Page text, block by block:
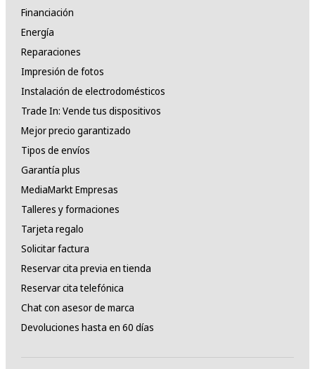
Financiación
Energía
Reparaciones
Impresión de fotos
Instalación de electrodomésticos
Trade In: Vende tus dispositivos
Mejor precio garantizado
Tipos de envíos
Garantía plus
MediaMarkt Empresas
Talleres y formaciones
Tarjeta regalo
Solicitar factura
Reservar cita previa en tienda
Reservar cita telefónica
Chat con asesor de marca
Devoluciones hasta en 60 días